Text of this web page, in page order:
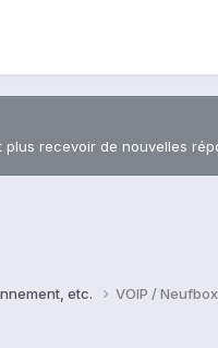
recevoir de nouvelles
etc. VOIP /